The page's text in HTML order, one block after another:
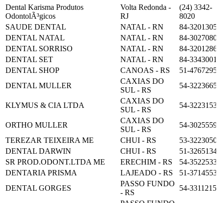
Dental Karisma Produtos
OdontolÃ³gicos
Volta Redonda -
RJ
(24) 3342-
8020
SAUDE DENTAL
NATAL - RN
84-
DENTAL NATAL
NATAL - RN
84-
DENTAL SORRISO
NATAL - RN
84-
DENTAL SET
NATAL - RN
84-
DENTAL SHOP
CANOAS - RS
51-
DENTAL MULLER
CAXIAS DO
SUL - RS
54-
KLYMUS & CIA LTDA
CAXIAS DO
SUL - RS
54-
ORTHO MULLER
CAXIAS DO
SUL - RS
54-
TEREZAR TEIXEIRA ME
CHUI - RS
53-
DENTAL DARWIN
CHUI - RS
51-
SR PROD.ODONT.LTDA ME
ERECHIM - RS
54-
DENTARIA PRISMA
LAJEADO - RS
51-
DENTAL GORGES
PASSO FUNDO
- RS
54-33112152